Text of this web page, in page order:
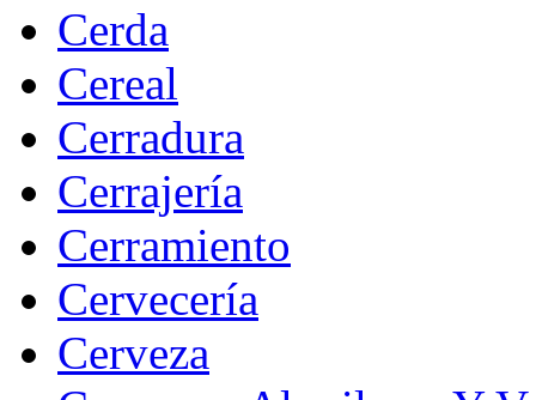
Cerda
Cereal
Cerradura
Cerrajería
Cerramiento
Cervecería
Cerveza